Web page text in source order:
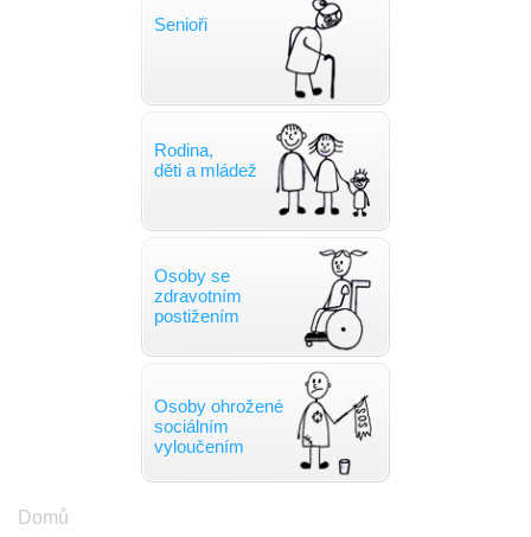
Senioři
Rodina,
děti a mládež
Osoby se
zdravotním
postižením
Osoby ohrožené
sociálním
vyloučením
Drobečková
Domů